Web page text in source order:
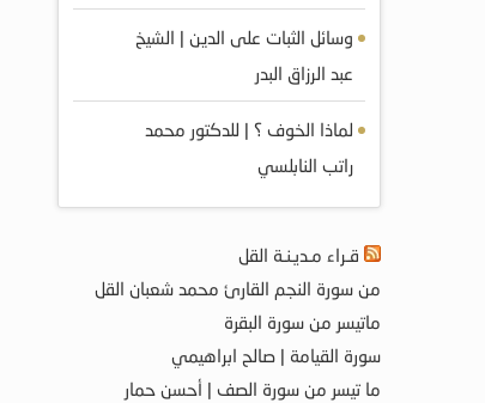
وسائل الثبات على الدين | الشيخ
عبد الرزاق البدر
لماذا الخوف ؟ | للدكتور محمد
راتب النابلسي
قـراء مـديـنـة القل
من سورة النجم القارئ محمد شعبان القل
ماتيسر من سورة البقرة
سورة القيامة | صالح ابراهيمي
ما تيسر من سورة الصف | أحسن حمار